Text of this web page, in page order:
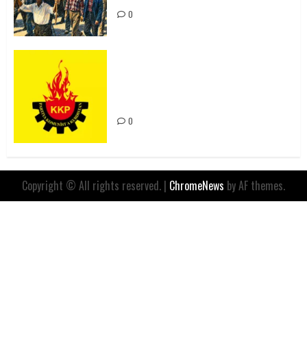
0
0
Copyright © All rights reserved. | ChromeNews by AF themes.